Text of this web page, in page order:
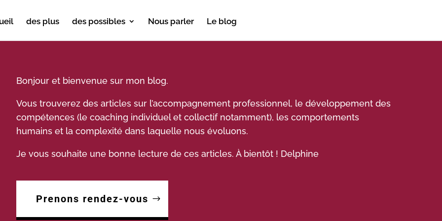
des plus des possibles Nous parler Le blog
Bonjour et bienvenue sur mon blog.
Vous trouverez des articles sur l’accompagnement professionnel, le développement des
compétences (le coaching individuel et collectif notamment), les comportements
humains et la complexité dans laquelle nous évoluons.
Je vous souhaite une bonne lecture de ces articles. À bientôt ! Delphine
Prenons rendez-vous